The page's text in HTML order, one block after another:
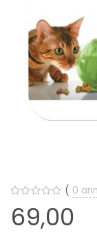
0
69,00